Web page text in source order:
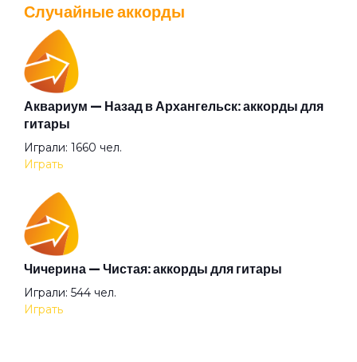
Легко умирать
Лето
Любовь и каннибализм
Мальчик упал
Марихуана
Мафия и власть
Перейти
Валентин Стрыкало — Gay porn: аккорды для
гитары
Просмотров: 25697 чел.
Аккорды для начинающих играть на гитаре —
легкие и простые песни на гитаре
Просмотров: 23274 чел.
Перейти
Случайные аккорды
Аквариум — Назад в Архангельск: аккорды для
гитары
Играли: 1660 чел.
Играть
Чичерина — Чистая: аккорды для гитары
Играли: 544 чел.
Играть